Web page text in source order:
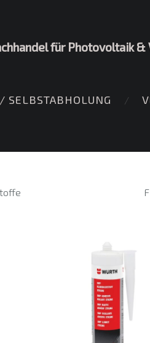
für Photovoltaik
SELBSTABHOLUNG